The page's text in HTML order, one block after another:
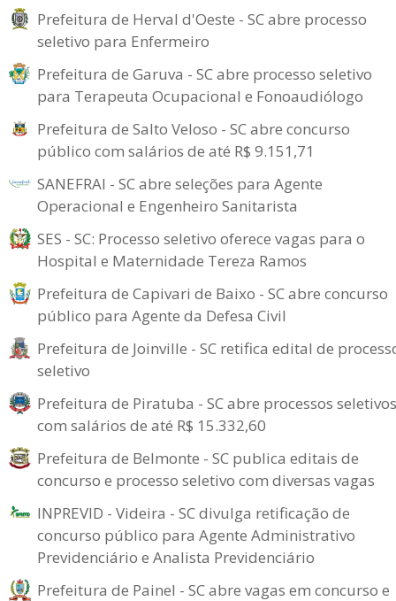
Prefeitura de Herval d'Oeste - SC abre processo
seletivo para Enfermeiro
Prefeitura de Garuva - SC abre processo seletivo
para Terapeuta Ocupacional e Fonoaudiólogo
Prefeitura de Salto Veloso - SC abre concurso
público com salários de até R$ 9.151,71
SANEFRAI - SC abre seleções para Agente
Operacional e Engenheiro Sanitarista
SES - SC: Processo seletivo oferece vagas para o
Hospital e Maternidade Tereza Ramos
Prefeitura de Capivari de Baixo - SC abre concurso
público para Agente da Defesa Civil
Prefeitura de Joinville - SC retifica edital de
seletivo
Prefeitura de Piratuba - SC abre processos seletivos
com salários de até R$ 15.332,60
Prefeitura de Belmonte - SC publica editais de
concurso e processo seletivo com diversas vagas
INPREVID - Videira - SC divulga retificação de
concurso público para Agente Administrativo
Previdenciário e Analista Previdenciário
Prefeitura de Painel - SC abre vagas em concurso e